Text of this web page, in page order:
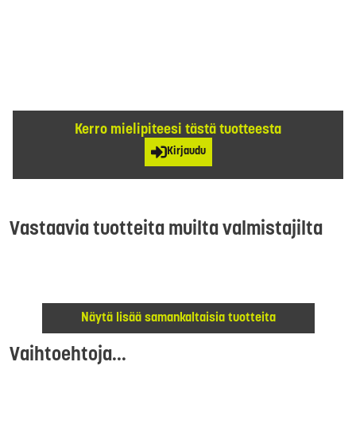
Kerro mielipiteesi tästä tuotteesta
Kirjaudu
Vastaavia tuotteita muilta valmistajilta
Näytä lisää samankaltaisia tuotteita
Vaihtoehtoja...